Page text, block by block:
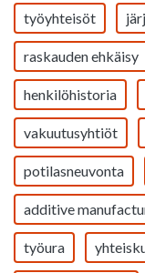
työyhteisöt
raskauden ehkäisy
henkilöhistoria
vakuutusyhtiöt
potilasneuvonta
additive
työura